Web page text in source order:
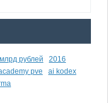
рублей
2016
pve
ai kodex